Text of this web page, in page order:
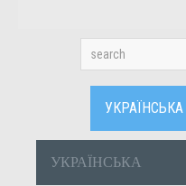
УКРАЇНСЬКА
УКРАЇНСЬКА